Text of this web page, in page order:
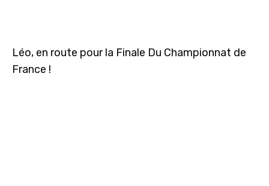
Léo, en route pour la Finale Du Championnat de
France !